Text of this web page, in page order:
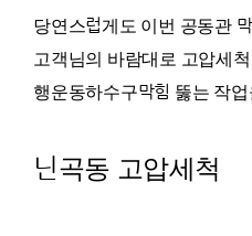
당연스럽게도 이번 공동관
고객님의 바람대로 고압세
행운동하수구막힘 뚫는 작
닌곡동 고압세척